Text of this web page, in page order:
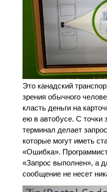
Это канадский
зрения обычного
класть деньги на
ею в автобусе. С точки
терминал делает
которые могут иметь
«Ошибка».
«Запрос выполнен», а
сообщение не несет